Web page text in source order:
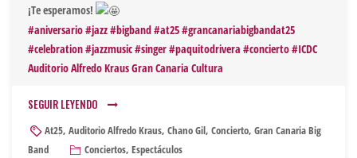
¡Te esperamos!
#aniversario#jazz#bigband#at25#grancanariabigbandat25
#celebration#jazzmusic#singer#paquitodrivera #concierto#ICDC
Auditorio Alfredo KrausGran Canaria Cultura
SEGUIR LEYENDO
At25,Auditorio Alfredo Kraus,Chano Gil,Concierto,Gran Canaria Big
Band
Conciertos,Espectáculos